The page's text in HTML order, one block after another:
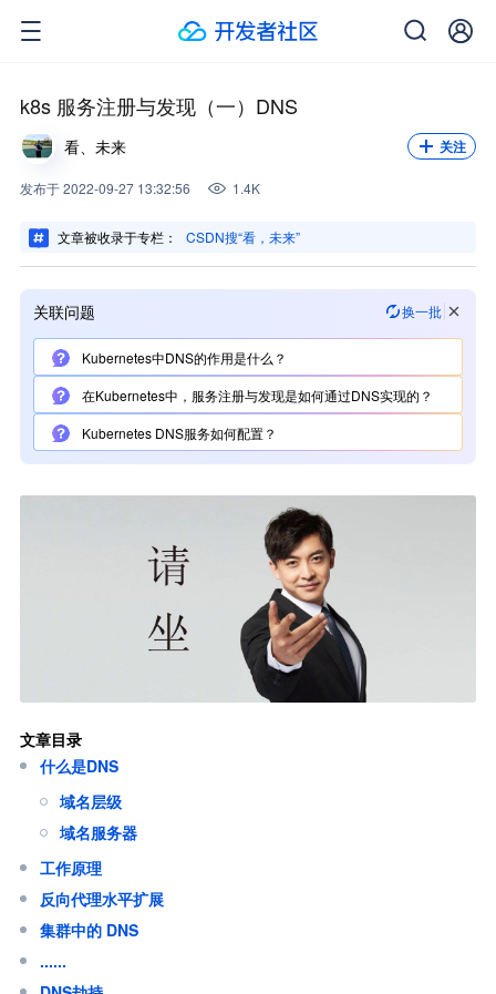
k8s 服务注册与发现（一）DNS
看、未来 关注
发布于2022-09-27 13:32:56 1.4K
文章被收录于专栏： CSDN搜“看，未来”
关联问题 换一批
Kubernetes中DNS的作用是什么？
在Kubernetes中，服务注册与发现是如何通过DNS实现的？
Kubernetes DNS服务如何配置？
文章目录
什么是DNS
域名层级
域名服务器
工作原理
反向代理水平扩展
集群中的 DNS
......